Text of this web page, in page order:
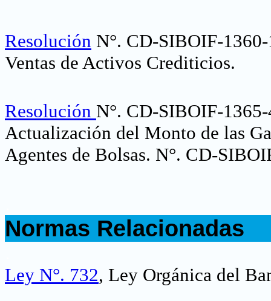
Resolución N°. CD-SIBOIF-
Ventas de Activos Crediticios.
Resolución N°. CD-SIBOIF-
Actualización del Monto de las
Agentes de Bolsas. N°. CD-
Normas Relacionadas
Ley N°. 732, Ley Orgánica del